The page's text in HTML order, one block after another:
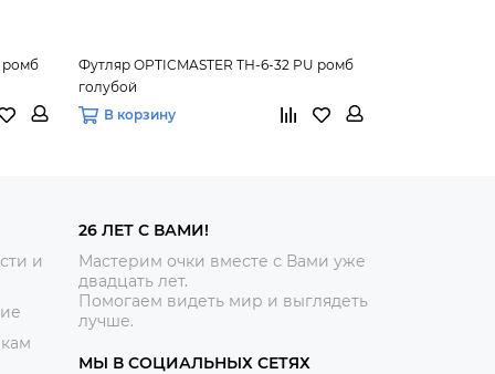
ромб
Футляр OPTICMASTER ТН-6-32 PU ромб
голубой
В корзину
и
26 ЛЕТ С ВАМИ!
Мастерим очки вместе с Вами уже
двадцать лет.
Помогаем видеть мир и выглядеть
лучше.
МЫ В СОЦИАЛЬНЫХ СЕТЯХ